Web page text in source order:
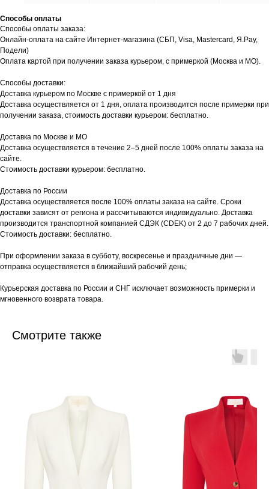
Способы оплаты
Способы оплаты заказа:
Онлайн-оплата на сайте Интернет-магазина (СБП, Visa, Mastercard, Я.Pay,
Подели)
Оплата картой при получении заказа курьером, с примеркой (Москва и МО).
Способы доставки:
Доставка курьером по Москве с примеркой от 1 дня
Доставка осуществляется от 1 дня, оплата производится после примерки при
получении заказа, стоимость доставки курьером: бесплатно.
Доставка по Москве и МО
Доставка осуществляется в течение 2–5 дней после 100% оплаты заказа на
сайте.
Стоимость доставки курьером: бесплатно.
Доставка по России
Доставка осуществляется после 100% оплаты заказа на сайте. Сроки
доставки зависят от региона и рассчитываются индивидуально. Доставка
производится транспортной компанией СДЭК (CDEK) от 2 до 7 рабочих дней.
Стоимость доставки: бесплатно.
При оформлении заказа в субботу, воскресенье и праздничные дни —
отправка осуществляется в ближайший рабочий день;
Курьерская доставка по России и СНГ исключает возможность примерки и
мгновенного возврата товара.
Смотрите также